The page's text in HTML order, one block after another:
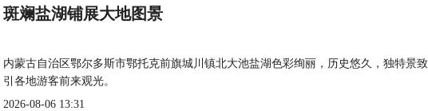
斑斓盐湖铺展大地图景
内蒙古自治区鄂尔多斯市鄂托克前旗城川镇北大池盐湖色彩绚丽，历史悠久，独特景
引各地游客前来观光。
2026-08-06 13:31